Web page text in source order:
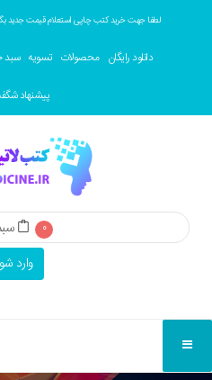
لطفا جهت خرید کتب چاپی استعلام قیمت جدید
سبد تسویه محصولات دانلود رایگان
پیشنهاد
0
وارد